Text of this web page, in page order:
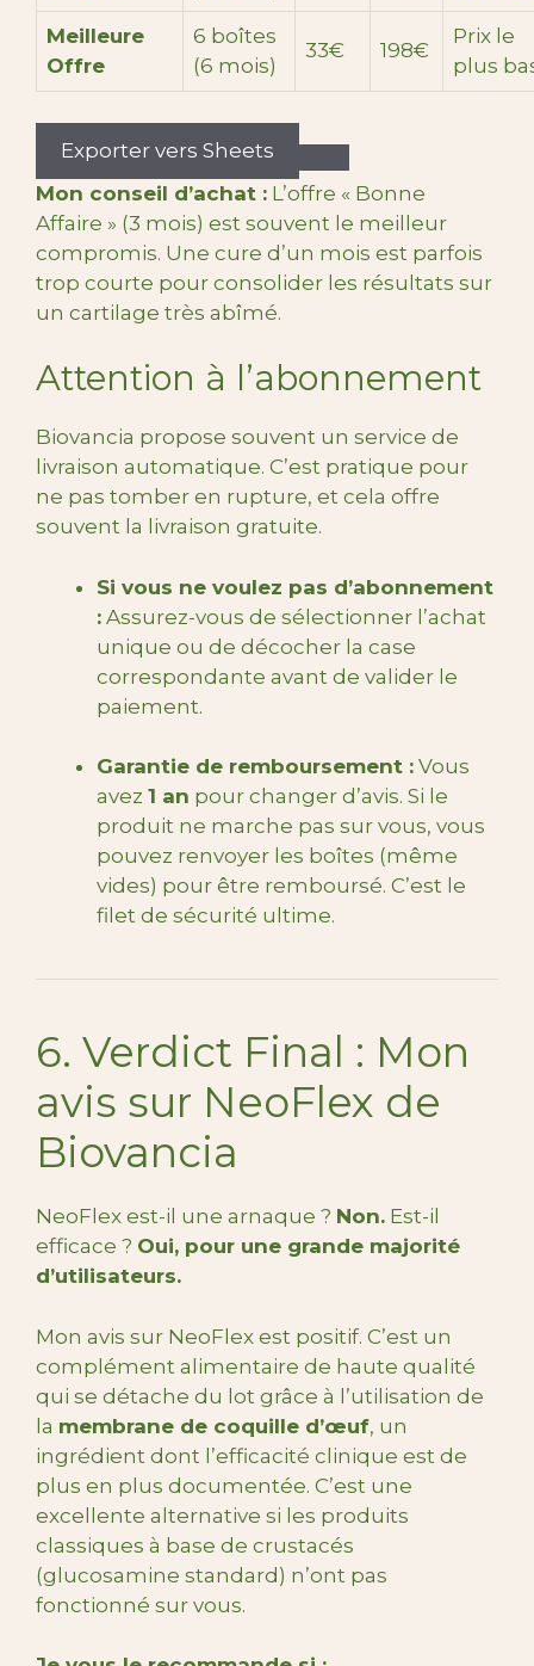
Meilleure
Offre
6 boîtes
(6 mois)
33€ 198€
Prix le
plus
Exporter vers Sheets
Mon conseil d’achat : L’offre « Bonne
Affaire » (3 mois) est souvent le meilleur
compromis. Une cure d’un mois est parfois
trop courte pour consolider les résultats sur
un cartilage très abîmé.
Attention à l’abonnement
Biovancia propose souvent un service de
livraison automatique. C’est pratique pour
ne pas tomber en rupture, et cela offre
souvent la livraison gratuite.
Si vous ne voulez pas d’abonnement
: Assurez-vous de sélectionner l’achat
unique ou de décocher la case
correspondante avant de valider le
paiement.
Garantie de remboursement : Vous
avez 1 an pour changer d’avis. Si le
produit ne marche pas sur vous, vous
pouvez renvoyer les boîtes (même
vides) pour être remboursé. C’est le
filet de sécurité ultime.
6. Verdict Final : Mon
avis sur NeoFlex de
Biovancia
NeoFlex est-il une arnaque ? Non. Est-il
efficace ? Oui, pour une grande majorité
d’utilisateurs.
Mon avis sur NeoFlex est positif. C’est un
complément alimentaire de haute qualité
qui se détache du lot grâce à l’utilisation de
la membrane de coquille d’œuf, un
ingrédient dont l’efficacité clinique est de
plus en plus documentée. C’est une
excellente alternative si les produits
classiques à base de crustacés
(glucosamine standard) n’ont pas
fonctionné sur vous.